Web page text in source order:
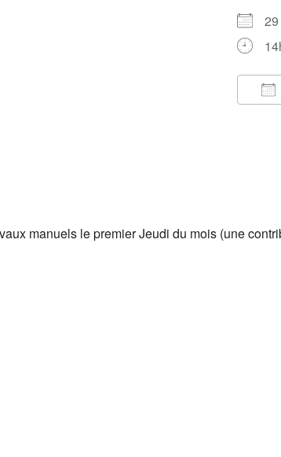
manuels le premier Jeudi du mois (une